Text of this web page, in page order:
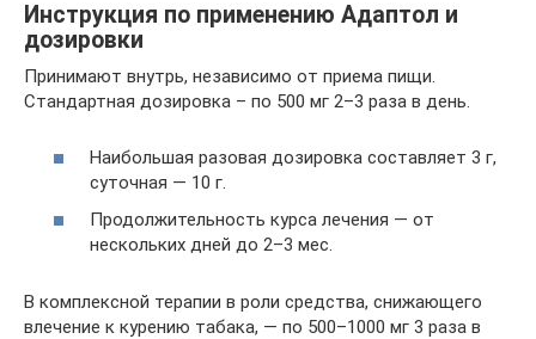
Инструкция по применению Адаптол и
дозировки
Принимают внутрь, независимо от приема пищи.
Стандартная дозировка – по 500 мг 2–3 раза в день.
Наибольшая разовая дозировка составляет 3 г,
суточная — 10 г.
Продолжительность курса лечения — от
нескольких дней до 2–3 мес.
В комплексной терапии в роли средства, снижающего
влечение к курению табака, — по 500–1000 мг 3 раза в